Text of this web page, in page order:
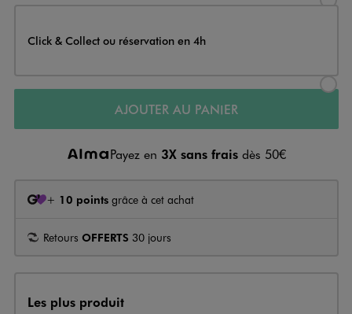
Click & Collect ou réservation en 4h
AJOUTER AU PANIER
Payez en 3X sans frais dès 50€
+ 10 points grâce à cet achat
Retours OFFERTS 30 jours
Les plus produit